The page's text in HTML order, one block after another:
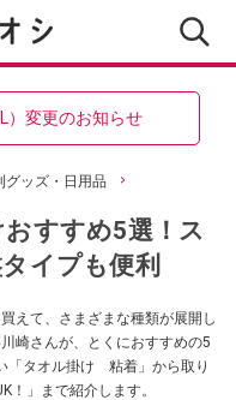
）変更のお知らせ
グッズ・日用品
おすすめ5選！ス
イプも便利
えて、さまざまな種類が展開し
崎さんが、とくにおすすめの5
「タオル掛け 粘着」から取り
！」まで紹介します。